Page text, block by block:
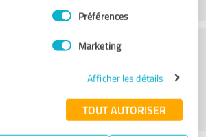
Préférences
Marketing
Afficher les détails
TOUT AUTORISER
à la clientèle